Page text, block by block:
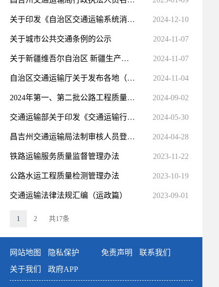
关于印发《自治区交通运输系统消防宣传月活动实施方案》的通知 2024-12-10
​关于城市公共交通条例的公示 2024-11-07
关于新疆维吾尔自治区 新疆生产建设兵团交通运输行政处罚裁量基准的公示 2024-11-07
自治区交通运输厅关于发布各地（州、市）交通运输大规模设备更新业务咨询办理电话的公告 2024-11-04
2024年第一、第二批公路工程质量检测企业资质行政许可的决定 2024-09-02
交通运输部关于印发《交通运输行业标准管理办法》的通知 2024-05-30
昌吉州交通运输局法制审核人员登记表 2024-04-28
铁路运输服务质量监督管理办法 2023-11-22
公路水运工程质量检测管理办法 2023-10-19
交通运输法律法规汇编（运政篇） 2023-09-01
1 2 共17条
网站地图 隐私保护 免责声明
联系我们
关于我们
政府APP